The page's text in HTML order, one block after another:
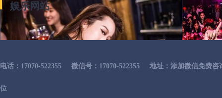
娱乐网站
电话：17070-522355 微信号：17070-522355 地址：添加微信免费咨
位